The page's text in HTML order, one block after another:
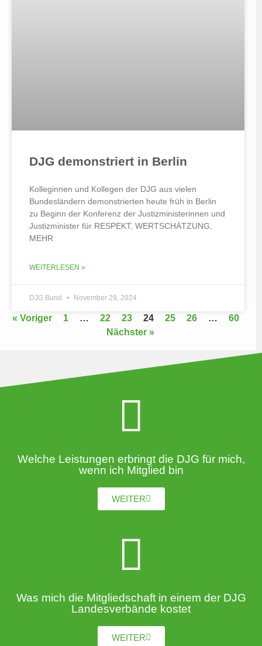
DJG demonstriert in Berlin
Kolleginnen und Kollegen der DJG aus vielen
Bundesländern demonstrierten heute früh in Berlin
zu Beginn der Konferenz der Justizministerinnen und
Justizminister für RESPEKT, WERTSCHÄTZUNG,
MEHR
WEITERLESEN »
DJG Bund November 29, 2024
« Voriger 1 … 22 23 24 25 26 …
60
Nächster »
Welche Leistungen erbringt die DJG für mich,
wenn ich Mitglied bin
WEITER
Was mich die Mitgliedschaft in einem der DJG
Landesverbände kostet
WEITER